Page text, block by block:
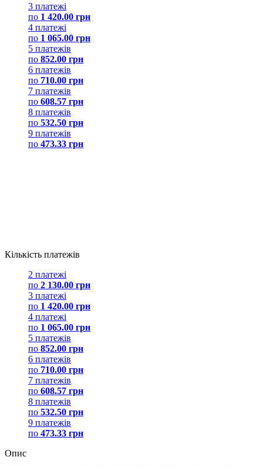
3 платежі
по 1 420.00 грн
4 платежі
по 1 065.00 грн
5 платежів
по 852.00 грн
6 платежів
по 710.00 грн
7 платежів
по 608.57 грн
8 платежів
по 532.50 грн
9 платежів
по 473.33 грн
Кількість платежів
2 платежі
по 2 130.00 грн
3 платежі
по 1 420.00 грн
4 платежі
по 1 065.00 грн
5 платежів
по 852.00 грн
6 платежів
по 710.00 грн
7 платежів
по 608.57 грн
8 платежів
по 532.50 грн
9 платежів
по 473.33 грн
Опис